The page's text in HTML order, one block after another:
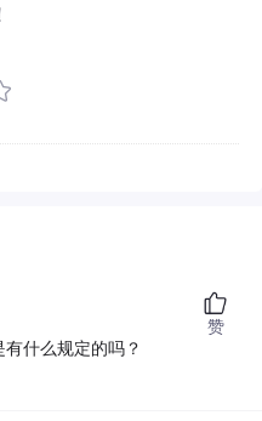
什么规定的吗？
赞